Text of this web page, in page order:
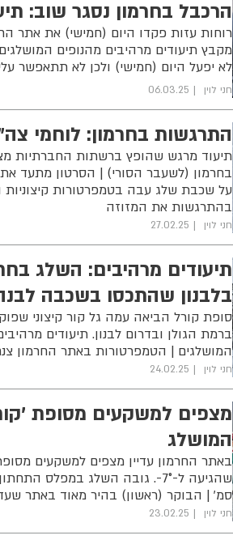
הרכבל בחרמון נסגר שוב:
רוחות עזות פקדו היום (חמישי) את אתר
מקבץ תיעודים מרהיבים מהנופים
לא יפעל היום (חמישי) ולכן לא תתאפשר
חני לוין 06.03.25
התרגשות בחרמון: לוחמי
תיעוד מרגש שהופץ ברשתות החברתיות
בחרמון (לשעבר הסורי) | הסרטון מתעד
על שכבת שלג עבה בטמפרטורות קיצוניות
בהתרגשות את המזוזה
חני לוין 27.02.25
תיעודים מרהיבים: השלג
בלבנון שהתכסו בשכבה
סופת קורל הביאה עמה גל קור קיצוני
ברמת הגולן ובדרום לבנון. תיעודים
המושלגים | הטמפרטורות באתר החרמון צנחו למינוס 5 מעלות וגובה
חני לוין 24.02.25
מצפים למשקעים מסופת
המושלג
באתר החרמון עדיין מצפים למשקעים
סמ' | הבוקר (ראשון) בהיר מאוד באתר
חני לוין 23.02.25